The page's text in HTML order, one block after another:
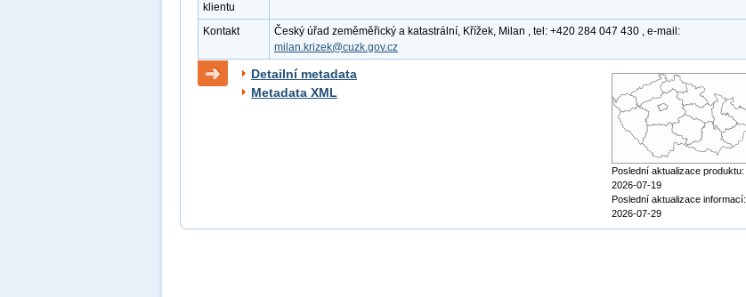
klientu
Kontakt
Český úřad zeměměřický a katastrální, Křížek, Milan , tel: +420 284 047 430 , e-mail:
milan.krizek@cuzk.gov.cz
Detailní metadata
Metadata XML
Poslední aktualizace produktu:
2026-07-19
Poslední aktualizace informací:
2026-07-29